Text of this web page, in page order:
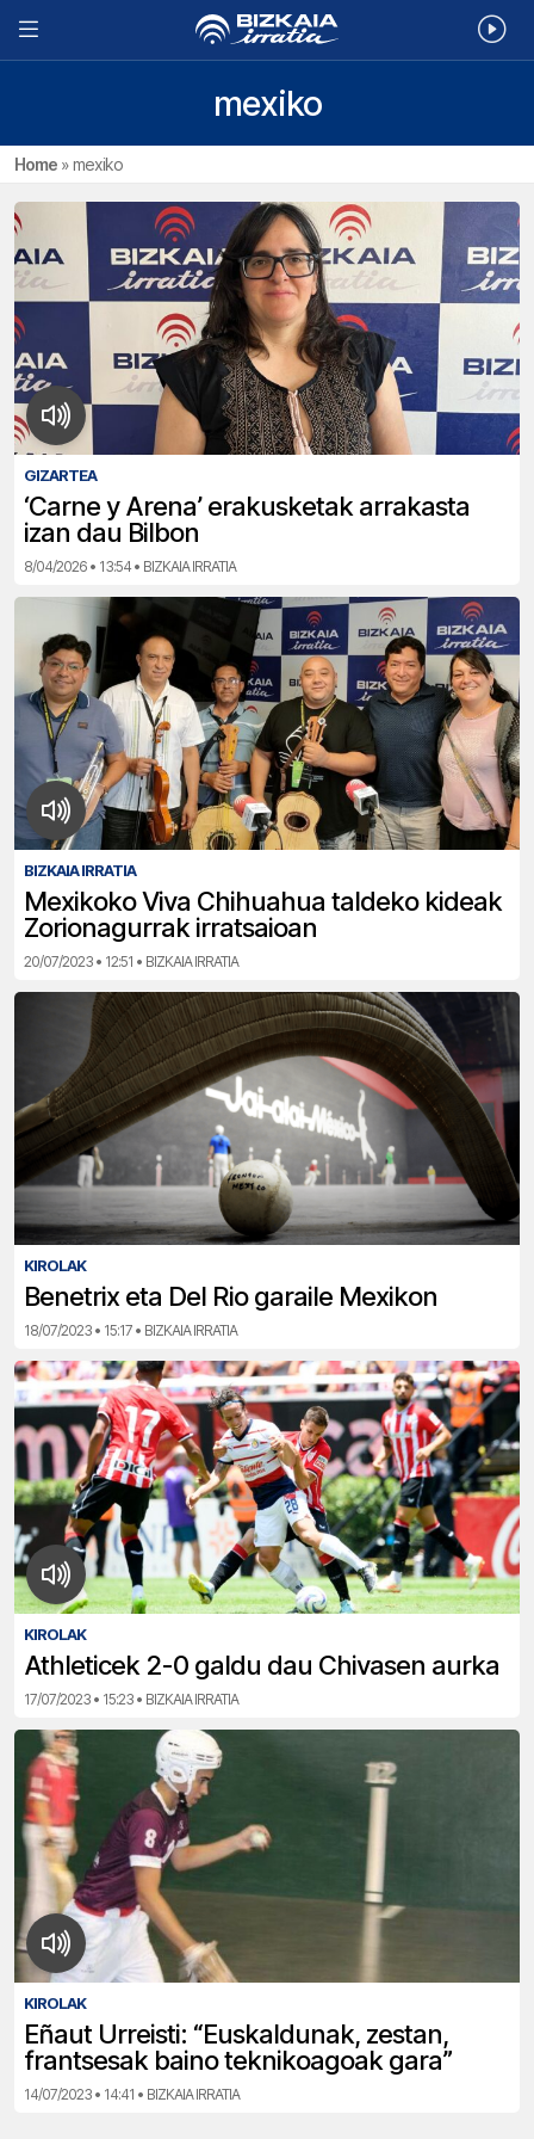
mexiko
Home »mexiko
GIZARTEA
‘Carne y Arena’ erakusketak arrakasta
izan dau Bilbon
8/04/2026 • 13:54 • BIZKAIA IRRATIA
BIZKAIA IRRATIA
Mexikoko Viva Chihuahua taldeko kideak
Zorionagurrak irratsaioan
20/07/2023 • 12:51 • BIZKAIA IRRATIA
KIROLAK
Benetrix eta Del Rio garaile Mexikon
18/07/2023 • 15:17 • BIZKAIA IRRATIA
KIROLAK
Athleticek 2-0 galdu dau Chivasen aurka
17/07/2023 • 15:23 • BIZKAIA IRRATIA
KIROLAK
Eñaut Urreisti: “Euskaldunak, zestan,
frantsesak baino teknikoagoak gara”
14/07/2023 • 14:41 • BIZKAIA IRRATIA